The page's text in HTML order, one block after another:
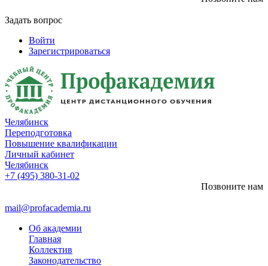
Задать вопрос
Войти
Зарегистрироваться
Челябинск
Переподготовка
Повышение квалификации
Личный кабинет
Челябинск
+7 (495) 380-31-02
Позвоните нам
mail@profacademia.ru
Об академии
Главная
Коллектив
Законодательство